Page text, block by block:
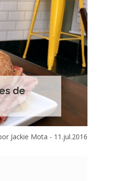
de
Jackie Mota - 11.jul.2016